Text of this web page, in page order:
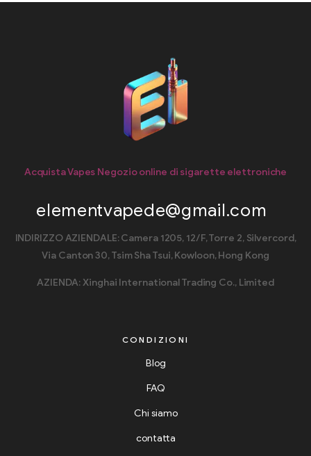
Acquista Vapes Negozio online di sigarette elettroniche
elementvapede@gmail.com
INDIRIZZO AZIENDALE: Camera 1205, 12/F, Torre 2, Silvercord,
Via Canton 30, Tsim Sha Tsui, Kowloon, Hong Kong
AZIENDA: Xinghai International Trading Co., Limited
CONDIZIONI
Blog
FAQ
Chi siamo
contatta